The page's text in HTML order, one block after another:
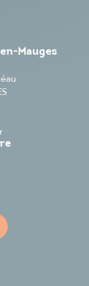
Mauges